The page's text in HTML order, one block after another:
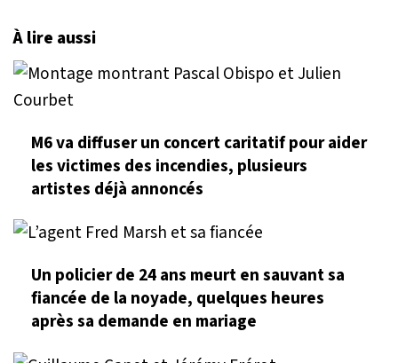
À lire aussi
M6 va diffuser un concert caritatif pour aider
les victimes des incendies, plusieurs
artistes déjà annoncés
Un policier de 24 ans meurt en sauvant sa
fiancée de la noyade, quelques heures
après sa demande en mariage